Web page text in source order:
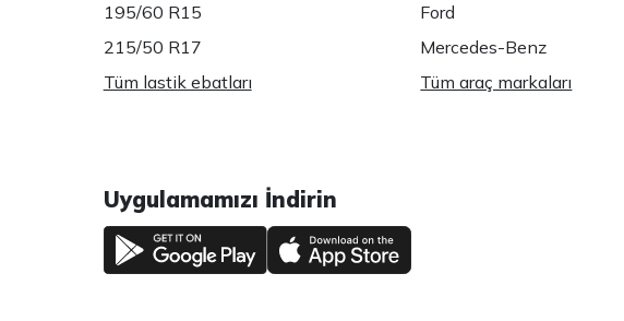
195/60 R15
215/50 R17
Tüm lastik ebatları
Ford
Mercedes-Benz
Tüm araç markaları
Uygulamamızı İndirin